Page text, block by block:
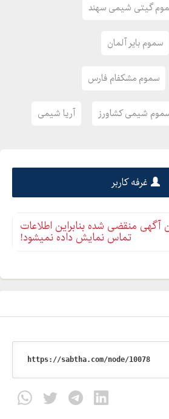
انواع سموم کشاورزی و بهداشت محیط
سموم نباتی، انواع سموم کشاورزی،
نباتی ،دفع آفات
گیتی شیمی سهند
سموم بایر آلمان
سموم مشکفام فارس
شیمی کشاورز آریا شیمی
غرفه کاربر
آگهی منقضی شده بنابراین اطلاعات
تماس نمایش داده نمیشود!